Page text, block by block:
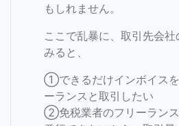
もしれません。
ここで乱暴に、取引先会
みると、
①できるだけインボイスを
ーランスと取引したい
➁免税業者のフリーラン